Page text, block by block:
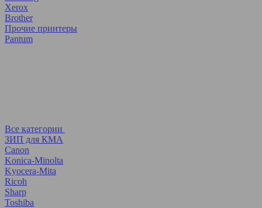
Xerox
Brother
Прочие принтеры
Pantum
Все категории
ЗИП для КМА
Canon
Konica-Minolta
Kyocera-Mita
Ricoh
Sharp
Toshiba